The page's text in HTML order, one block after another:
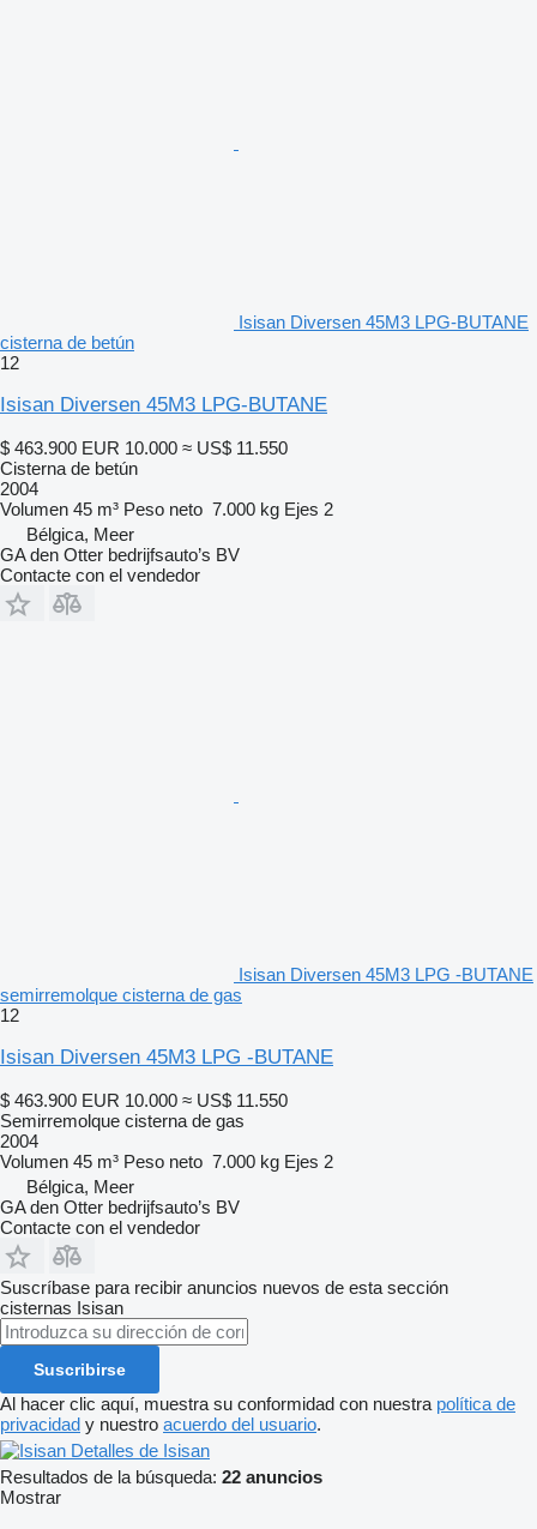
Isisan Diversen 45M3 LPG-BUTANE
cisterna de betún
12
Isisan Diversen 45M3 LPG-BUTANE
$ 463.900 EUR 10.000 ≈ US$ 11.550
Cisterna de betún
2004
Volumen 45 m³ Peso neto 7.000 kg Ejes 2
Bélgica, Meer
GA den Otter bedrijfsauto’s BV
Contacte con el vendedor
Isisan Diversen 45M3 LPG -BUTANE
semirremolque cisterna de gas
12
Isisan Diversen 45M3 LPG -BUTANE
$ 463.900 EUR 10.000 ≈ US$ 11.550
Semirremolque cisterna de gas
2004
Volumen 45 m³ Peso neto 7.000 kg Ejes 2
Bélgica, Meer
GA den Otter bedrijfsauto’s BV
Contacte con el vendedor
Suscríbase para recibir anuncios nuevos de esta sección
cisternas Isisan
Suscribirse
Al hacer clic aquí, muestra su conformidad con nuestra política de
privacidad y nuestro acuerdo del usuario.
Detalles de Isisan
Resultados de la búsqueda: 22 anuncios
Mostrar